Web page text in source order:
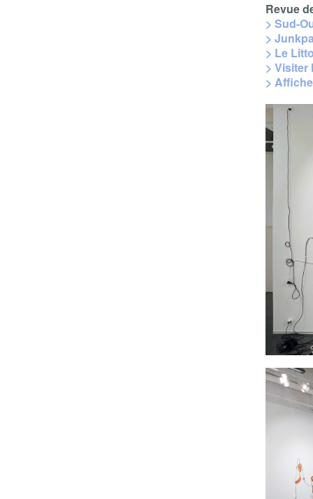
Revue
> Sud-
>
> Le
> Visiter
>